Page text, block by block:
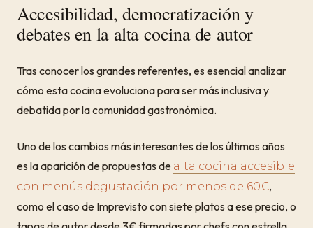
Accesibilidad, democratización y
debates en la alta cocina de autor
Tras conocer los grandes referentes, es esencial analizar
cómo esta cocina evoluciona para ser más inclusiva y
debatida por la comunidad gastronómica.
Uno de los cambios más interesantes de los últimos años
es la aparición de propuestas de alta cocina accesible
con menús degustación por menos de 60€,
como el caso de Imprevisto con siete platos a ese precio, o